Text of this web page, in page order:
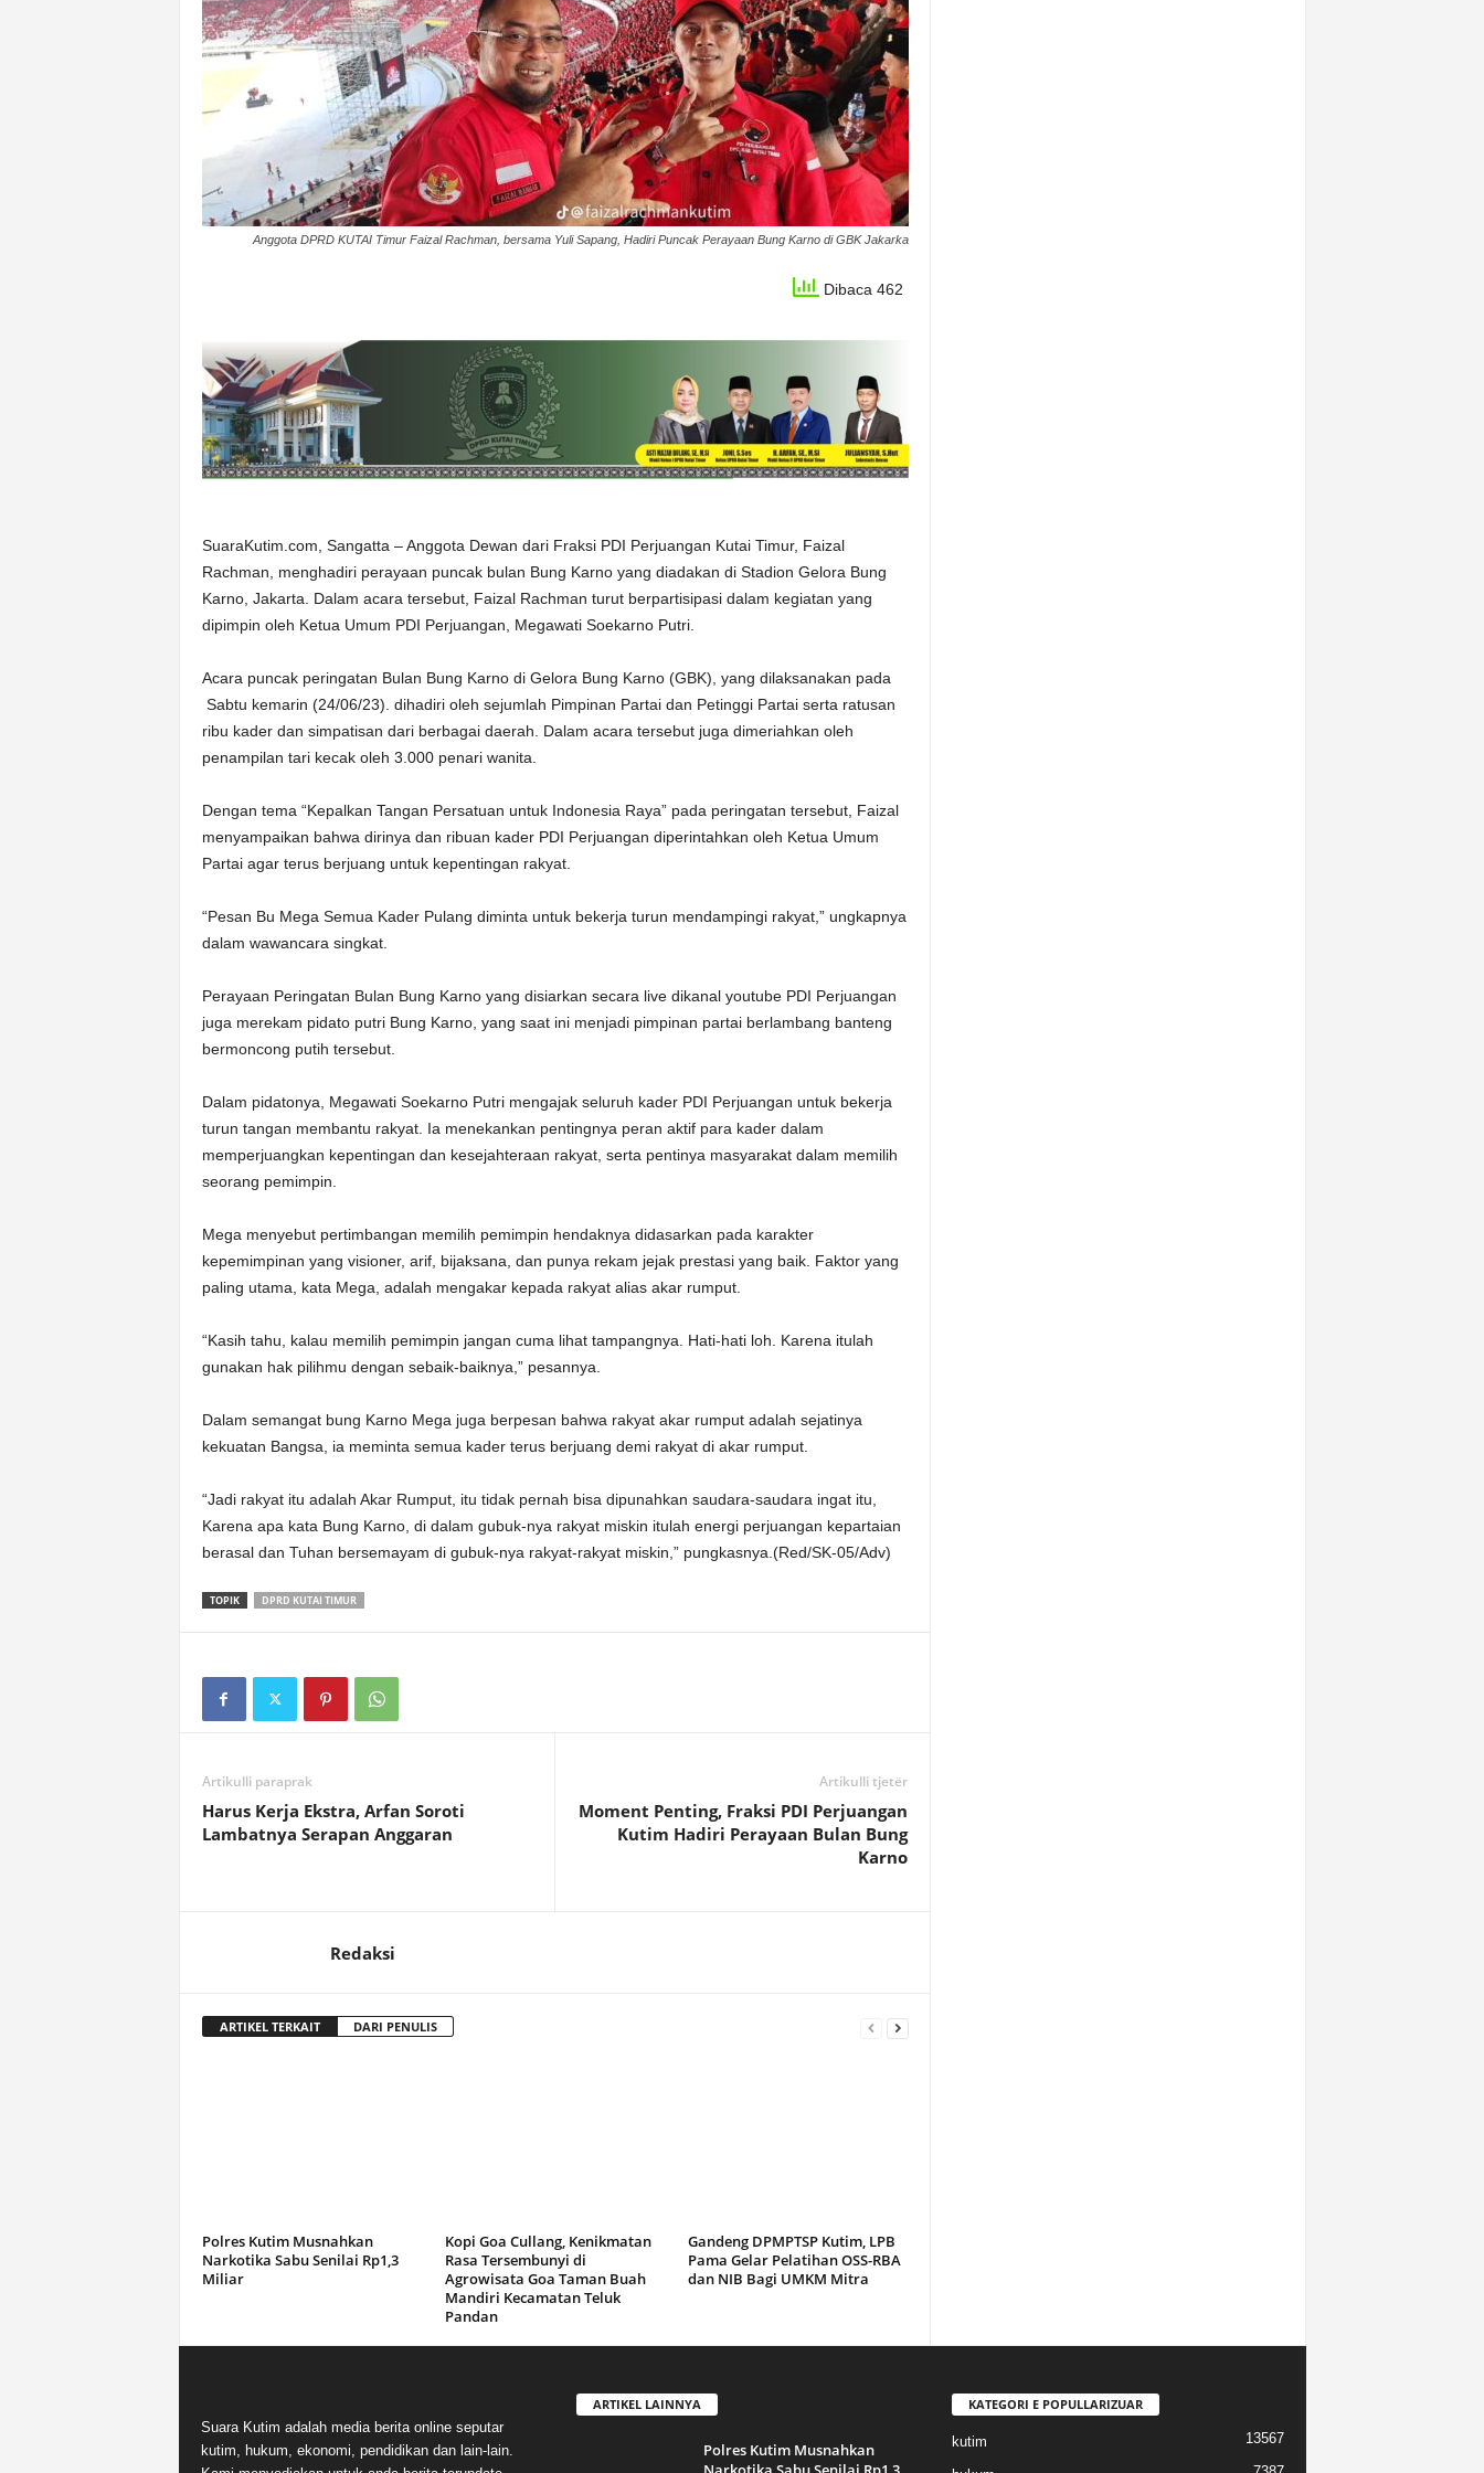
Anggota DPRD KUTAI Timur Faizal Rachman, bersama Yuli Sapang, Hadiri Puncak Perayaan Bung Karno di GBK Jakarka
Dibaca 462
SuaraKutim.com, Sangatta – Anggota Dewan dari Fraksi PDI Perjuangan Kutai Timur, Faizal
Rachman, menghadiri perayaan puncak bulan Bung Karno yang diadakan di Stadion Gelora Bung
Karno, Jakarta. Dalam acara tersebut, Faizal Rachman turut berpartisipasi dalam kegiatan yang
dipimpin oleh Ketua Umum PDI Perjuangan, Megawati Soekarno Putri.
Acara puncak peringatan Bulan Bung Karno di Gelora Bung Karno (GBK), yang dilaksanakan pada
Sabtu kemarin (24/06/23). dihadiri oleh sejumlah Pimpinan Partai dan Petinggi Partai serta ratusan
ribu kader dan simpatisan dari berbagai daerah. Dalam acara tersebut juga dimeriahkan oleh
penampilan tari kecak oleh 3.000 penari wanita.
Dengan tema “Kepalkan Tangan Persatuan untuk Indonesia Raya” pada peringatan tersebut, Faizal
menyampaikan bahwa dirinya dan ribuan kader PDI Perjuangan diperintahkan oleh Ketua Umum
Partai agar terus berjuang untuk kepentingan rakyat.
“Pesan Bu Mega Semua Kader Pulang diminta untuk bekerja turun mendampingi rakyat,” ungkapnya
dalam wawancara singkat.
Perayaan Peringatan Bulan Bung Karno yang disiarkan secara live dikanal youtube PDI Perjuangan
juga merekam pidato putri Bung Karno, yang saat ini menjadi pimpinan partai berlambang banteng
bermoncong putih tersebut.
Dalam pidatonya, Megawati Soekarno Putri mengajak seluruh kader PDI Perjuangan untuk bekerja
turun tangan membantu rakyat. Ia menekankan pentingnya peran aktif para kader dalam
memperjuangkan kepentingan dan kesejahteraan rakyat, serta pentinya masyarakat dalam memilih
seorang pemimpin.
Mega menyebut pertimbangan memilih pemimpin hendaknya didasarkan pada karakter
kepemimpinan yang visioner, arif, bijaksana, dan punya rekam jejak prestasi yang baik. Faktor yang
paling utama, kata Mega, adalah mengakar kepada rakyat alias akar rumput.
“Kasih tahu, kalau memilih pemimpin jangan cuma lihat tampangnya. Hati-hati loh. Karena itulah
gunakan hak pilihmu dengan sebaik-baiknya,” pesannya.
Dalam semangat bung Karno Mega juga berpesan bahwa rakyat akar rumput adalah sejatinya
kekuatan Bangsa, ia meminta semua kader terus berjuang demi rakyat di akar rumput.
“Jadi rakyat itu adalah Akar Rumput, itu tidak pernah bisa dipunahkan saudara-saudara ingat itu,
Karena apa kata Bung Karno, di dalam gubuk-nya rakyat miskin itulah energi perjuangan kepartaian
berasal dan Tuhan bersemayam di gubuk-nya rakyat-rakyat miskin,” pungkasnya.(Red/SK-05/Adv)
TOPIK DPRD KUTAI TIMUR
Artikulli paraprak
Harus Kerja Ekstra, Arfan Soroti
Lambatnya Serapan Anggaran
Artikulli tjetër
Moment Penting, Fraksi PDI Perjuangan
Kutim Hadiri Perayaan Bulan Bung
Karno
Redaksi
ARTIKEL TERKAIT DARI PENULIS
Polres Kutim Musnahkan
Narkotika Sabu Senilai Rp1,3
Miliar
Kopi Goa Cullang, Kenikmatan
Rasa Tersembunyi di
Agrowisata Goa Taman Buah
Mandiri Kecamatan Teluk
Pandan
Gandeng DPMPTSP Kutim, LPB
Pama Gelar Pelatihan OSS-RBA
dan NIB Bagi UMKM Mitra
Suara Kutim adalah media berita online seputar
kutim, hukum, ekonomi, pendidikan dan lain-lain.
ARTIKEL LAINNYA
Polres Kutim Musnahkan
KATEGORI E POPULLARIZUAR
kutim 13567